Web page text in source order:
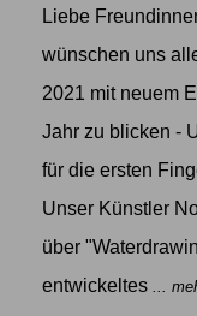
Liebe
wünschen uns
2021 mit neuem
Jahr zu blicken -
für die ersten
Unser Künstler
über
entwickeltes
...